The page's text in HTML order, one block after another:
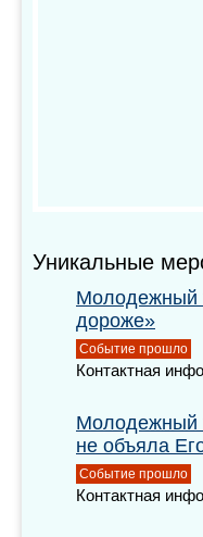
Уникальные
Молодежный
дороже»
Событие прошло
Контактная
Молодежный
не объяла
Событие прошло
Контактная